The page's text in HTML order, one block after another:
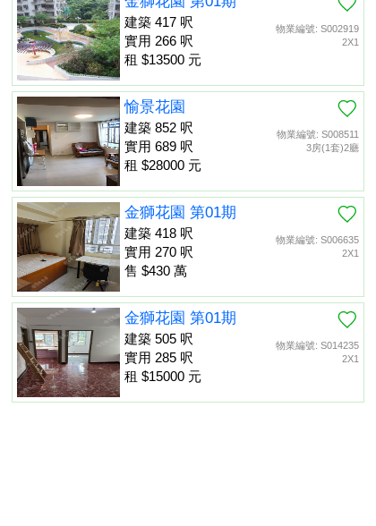
物業編號: S002919
2X1
建築 417 呎
實用 266 呎
租 $13500 元
物業編號: S008511
3房(1套)2廳
愉景花園
建築 852 呎
實用 689 呎
租 $28000 元
物業編號: S006635
2X1
金獅花園 第01期
建築 418 呎
實用 270 呎
售 $430 萬
物業編號: S014235
2X1
金獅花園 第01期
建築 505 呎
實用 285 呎
租 $15000 元